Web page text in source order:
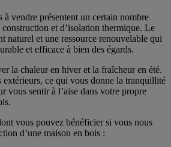
à vendre présentent un certain nombre
construction et d’isolation thermique. Le
naturel et une ressource renouvelable qui
et efficace à bien des égards.
la chaleur en hiver et la fraîcheur en été.
ce qui vous donne la tranquillité
vous sentir à l’aise dans votre propre
vous pouvez bénéficier si vous nous
d’une maison en bois :